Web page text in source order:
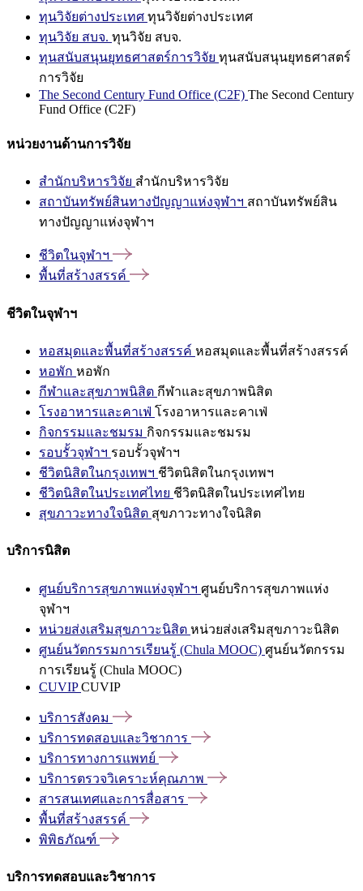
ทุนวิจัยต่างประเทศ ทุนวิจัยต่างประเทศ
ทุนวิจัย สบจ. ทุนวิจัย สบจ.
ทุนสนับสนุนยุทธศาสตร์การวิจัย ทุนสนับสนุนยุทธศาสตร์
การวิจัย
The Second Century Fund Office (C2F) The Second Century
Fund Office (C2F)
หน่วยงานด้านการวิจัย
สำนักบริหารวิจัย สำนักบริหารวิจัย
สถาบันทรัพย์สินทางปัญญาแห่งจุฬาฯ สถาบันทรัพย์สิน
ทางปัญญาแห่งจุฬาฯ
ชีวิตในจุฬาฯ
พื้นที่สร้างสรรค์
ชีวิตในจุฬาฯ
หอสมุดและพื้นที่สร้างสรรค์ หอสมุดและพื้นที่สร้างสรรค์
หอพัก หอพัก
กีฬาและสุขภาพนิสิต กีฬาและสุขภาพนิสิต
โรงอาหารและคาเฟ่ โรงอาหารและคาเฟ่
กิจกรรมและชมรม กิจกรรมและชมรม
รอบรั้วจุฬาฯ รอบรั้วจุฬาฯ
ชีวิตนิสิตในกรุงเทพฯ ชีวิตนิสิตในกรุงเทพฯ
ชีวิตนิสิตในประเทศไทย ชีวิตนิสิตในประเทศไทย
สุขภาวะทางใจนิสิต สุขภาวะทางใจนิสิต
บริการนิสิต
ศูนย์บริการสุขภาพแห่งจุฬาฯ ศูนย์บริการสุขภาพแห่ง
จุฬาฯ
หน่วยส่งเสริมสุขภาวะนิสิต หน่วยส่งเสริมสุขภาวะนิสิต
ศูนย์นวัตกรรมการเรียนรู้ (Chula MOOC) ศูนย์นวัตกรรม
การเรียนรู้ (Chula MOOC)
CUVIPCUVIP
บริการสังคม
บริการทดสอบและวิชาการ
บริการทางการแพทย์
บริการตรวจวิเคราะห์คุณภาพ
สารสนเทศและการสื่อสาร
พื้นที่สร้างสรรค์
พิพิธภัณฑ์
บริการทดสอบและวิชาการ